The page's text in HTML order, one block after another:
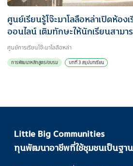
ศูนย์เรียนรู้โจ๊ะมาโลลือหล่าเปิดห้อง
ออนไลน์ เติมทักษะให้นักเรียนสามา
ศูนย์การเรียนโจ๊ะมาโลลือหล่า
การพัฒนาหลักสูตร/อบรม บทที่ 3 สรุปบทเรียน
Little Big Communities
ทุนพัฒนาอาชีพที่ใช้ชุมชนเป็นฐาน